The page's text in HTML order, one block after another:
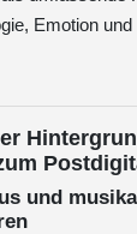
Emotion und
und